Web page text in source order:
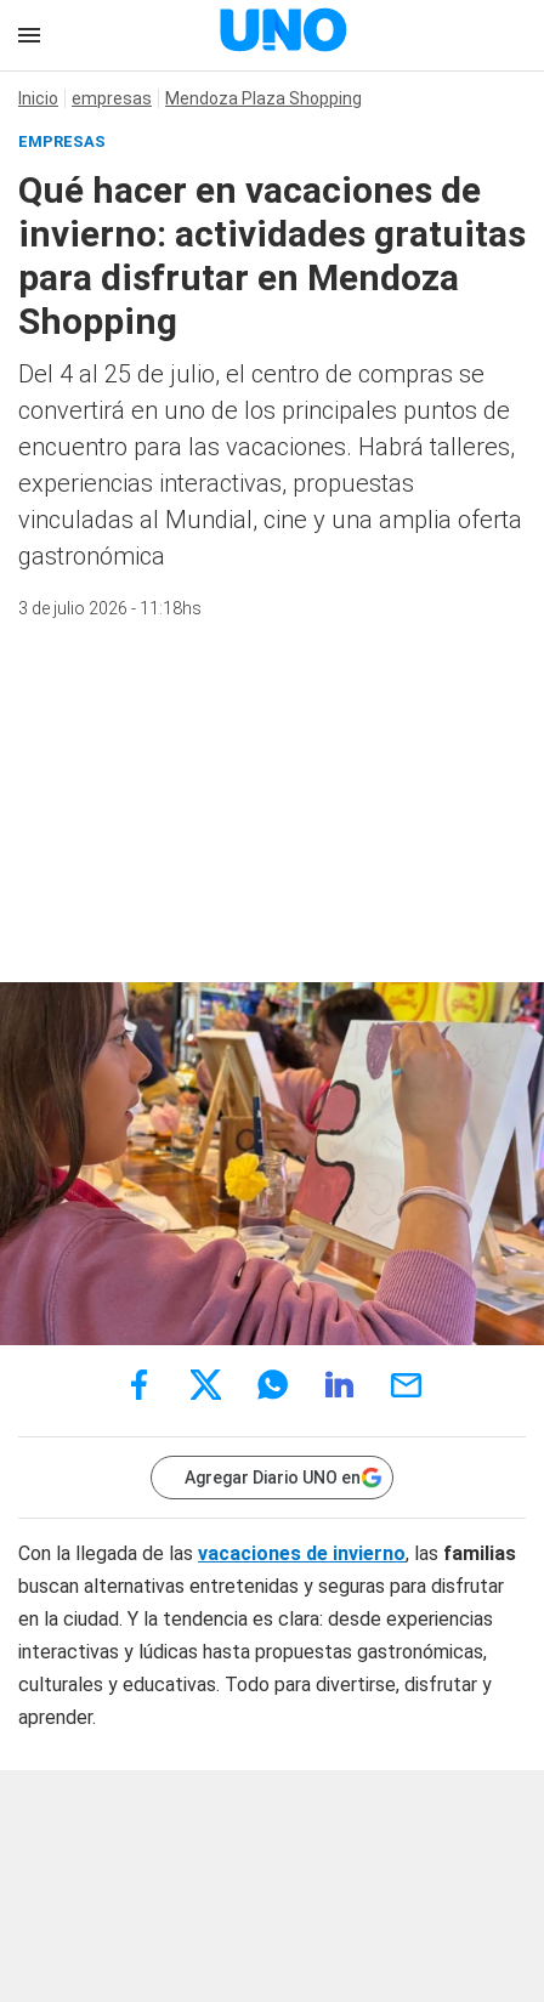
Inicio empresas Mendoza Plaza Shopping
EMPRESAS
Qué hacer en vacaciones de
invierno: actividades gratuitas
para disfrutar en Mendoza
Shopping
Del 4 al 25 de julio, el centro de compras se
convertirá en uno de los principales puntos de
encuentro para las vacaciones. Habrá talleres,
experiencias interactivas, propuestas
vinculadas al Mundial, cine y una amplia oferta
gastronómica
3 de julio 2026 - 11:18hs
Agregar Diario UNO en
Con la llegada de las vacaciones de invierno, las familias
buscan alternativas entretenidas y seguras para disfrutar
en la ciudad. Y la tendencia es clara: desde experiencias
interactivas y lúdicas hasta propuestas gastronómicas,
culturales y educativas. Todo para divertirse, disfrutar y
aprender.